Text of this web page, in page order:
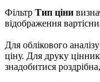
Фільтр Тип ціни
відображення
Для облікового
ціну. Для друку
знадобитися